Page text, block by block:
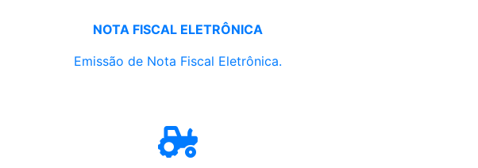
NOTA FISCAL ELETRÔNICA
Emissão de Nota Fiscal Eletrônica.